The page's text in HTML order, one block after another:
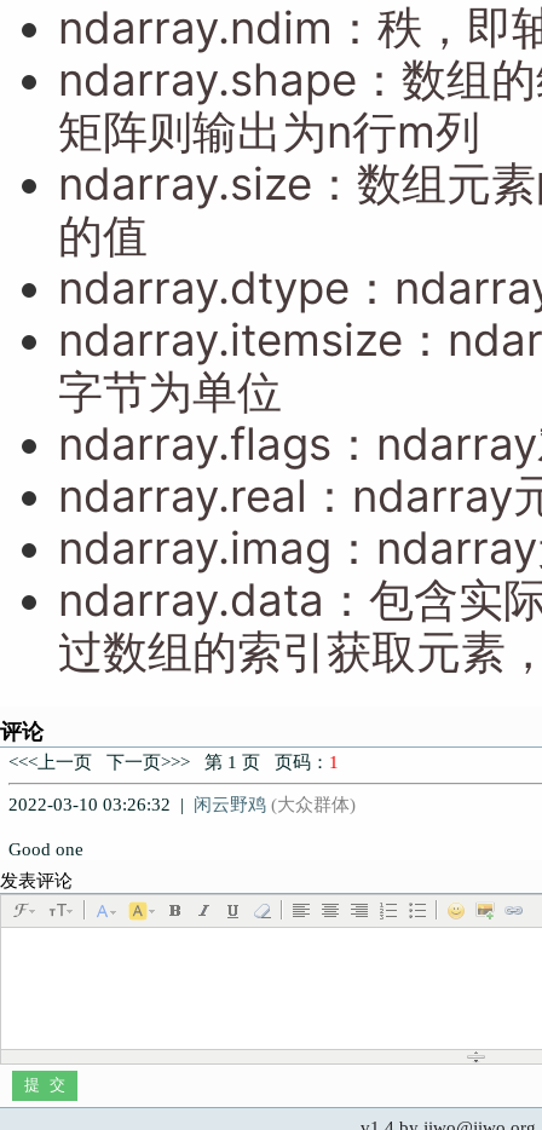
ndarray.ndim ： 秩，即
ndarray.shape ： 数组
矩阵则输出为n行m列
ndarray.size ： 数组元
的值
ndarray.dtype ：
ndarray.itemsize ：
字节为单位
ndarray.flags：
ndarray.real ： ndarray
ndarray.imag ：
ndarray.data ： 包含实
过数组的索引获取元素
评论
<<<上一页 下一页>>> 第 1 页 页码： 1
2022-03-10 03:26:32 | 闲云野鸡 (大众群体)
Good one
发表评论